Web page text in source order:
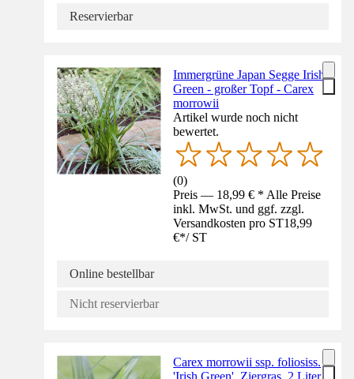
Reservierbar
Immergrüne Japan Segge Irish
Green - großer Topf - Carex
morrowii
Artikel wurde noch nicht
bewertet.
(0)
Preis — 18,99 € * Alle Preise
inkl. MwSt. und ggf. zzgl.
Versandkosten pro ST18,99
€*/ ST
Online bestellbar
Nicht reservierbar
Carex morrowii ssp. foliosiss.